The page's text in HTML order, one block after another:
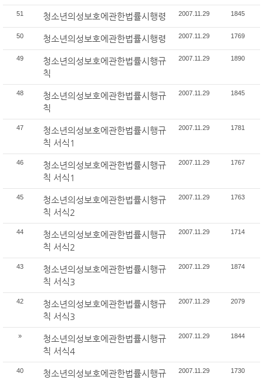
51 청소년의성보호에관한법률시행령 2007.11.29 1845
50 청소년의성보호에관한법률시행령 2007.11.29 1769
49
청소년의성보호에관한법률시행규
칙
2007.11.29 1890
48
청소년의성보호에관한법률시행규
칙
2007.11.29 1845
47
청소년의성보호에관한법률시행규
칙 서식1
2007.11.29 1781
46
청소년의성보호에관한법률시행규
칙 서식1
2007.11.29 1767
45
청소년의성보호에관한법률시행규
칙 서식2
2007.11.29 1763
44
청소년의성보호에관한법률시행규
칙 서식2
2007.11.29 1714
43
청소년의성보호에관한법률시행규
칙 서식3
2007.11.29 1874
42
청소년의성보호에관한법률시행규
칙 서식3
2007.11.29 2079
»
청소년의성보호에관한법률시행규
칙 서식4
2007.11.29 1844
40
청소년의성보호에관한법률시행규
2007.11.29 1730